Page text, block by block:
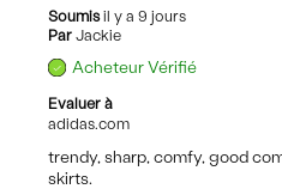
Soumisil y a 9 jours
Par Jackie
Acheteur Vérifié
Evaluer à
adidas.com
trendy, sharp, comfy, good
skirts.